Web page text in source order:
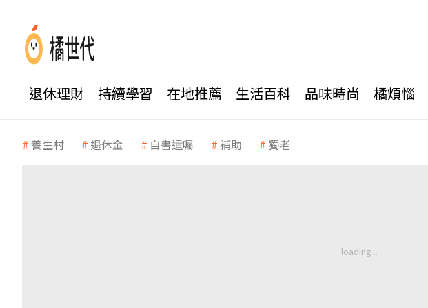
退休理財 持續學習 在地推薦 生活百科 品味時尚 橘煩惱
養生村 退休金 自書遺囑 補助 獨老